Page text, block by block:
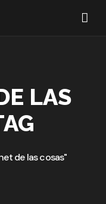
LAS
de las cosas"